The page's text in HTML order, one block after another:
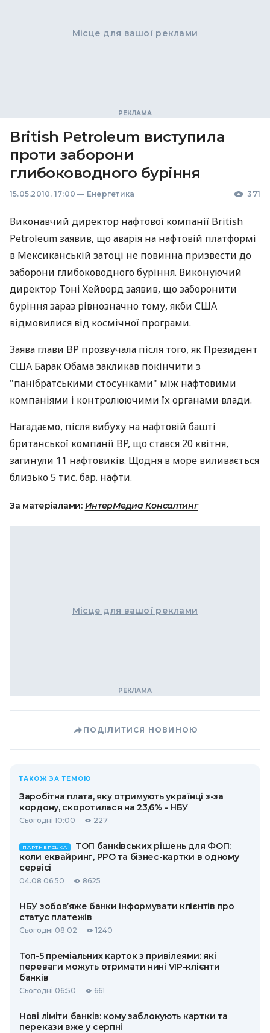
Місце для вашої реклами
British Petroleum виступила
проти заборони
глибоководного буріння
15.05.2010, 17:00 — Енергетика 371
Виконавчий директор нафтової компанії British
Petroleum заявив, що аварія на нафтовій платформі
в Мексиканській затоці не повинна призвести до
заборони глибоководного буріння. Виконуючий
директор Тоні Хейворд заявив, що заборонити
буріння зараз рівнозначно тому, якби США
відмовилися від космічної програми.
Заява глави BP прозвучала після того, як Президент
США Барак Обама закликав покінчити з
"панібратськими стосунками" між нафтовими
компаніями і контролюючими їх органами влади.
Нагадаємо, після вибуху на нафтовій башті
британської компанії BP, що стався 20 квітня,
загинули 11 нафтовиків. Щодня в море виливається
близько 5 тис. бар. нафти.
За матеріалами: ИнтерМедиа Консалтинг
Місце для вашої реклами
ПОДІЛИТИСЯ НОВИНОЮ
ТАКОЖ ЗА ТЕМОЮ
Заробітна плата, яку отримують українці з-за
кордону, скоротилася на 23,6% - НБУ
Сьогодні 10:00 227
ПАРТНЕРСЬКА
ТОП банківських рішень для ФОП:
коли еквайринг, РРО та бізнес-картки в одному
сервісі
04.08 06:50 8625
НБУ зобов’яже банки інформувати клієнтів про
статус платежів
Сьогодні 08:02 1240
Топ-5 преміальних карток з привілеями: які
переваги можуть отримати нині VIP-клієнти
банків
Сьогодні 06:50 661
Нові ліміти банків: кому заблокують картки та
перекази вже у серпні